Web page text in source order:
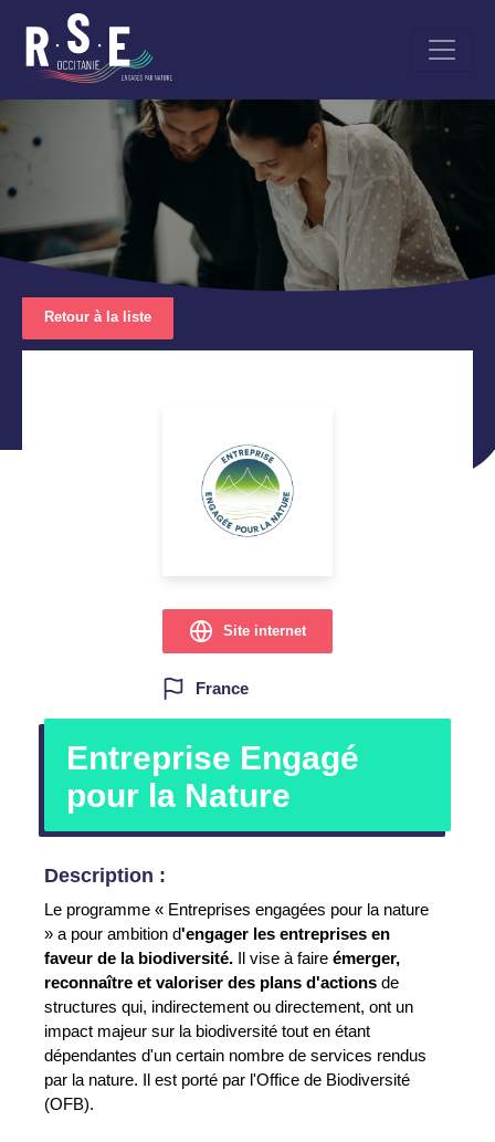
contenu
Retour à la liste
Site internet
France
Entreprise Engagé
pour la Nature
Description :
Le programme « Entreprises engagées pour la nature
» a pour ambition d'engager les entreprises en
faveur de la biodiversité. Il vise à faire émerger,
reconnaître et valoriser des plans d'actions de
structures qui, indirectement ou directement, ont un
impact majeur sur la biodiversité tout en étant
dépendantes d'un certain nombre de services rendus
par la nature. Il est porté par l'Office de Biodiversité
(OFB).